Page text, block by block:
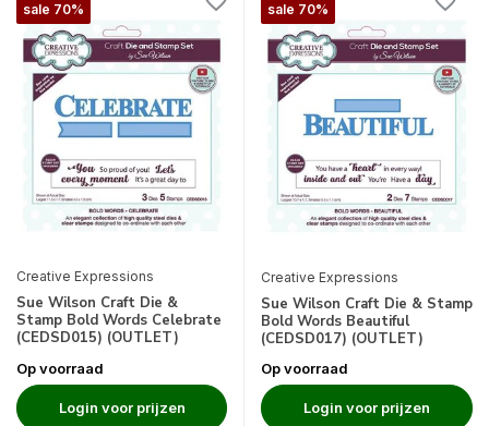
sale 70%
Creative Expressions
Sue Wilson Craft Die &
Stamp Bold Words Celebrate
(CEDSD015) (OUTLET)
Op voorraad
Login voor prijzen
sale 70%
Creative Expressions
Sue Wilson Craft Die & Stamp
Bold Words Beautiful
(CEDSD017) (OUTLET)
Op voorraad
Login voor prijzen